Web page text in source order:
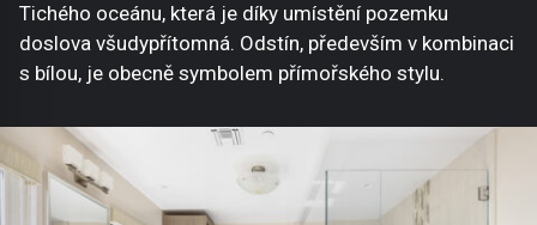
Tichého oceánu, která je díky umístění pozemku
doslova všudypřítomná. Odstín, především v kombinaci
s bílou, je obecně symbolem přímořského stylu.